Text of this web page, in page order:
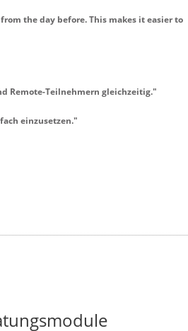
the day before. This makes it easier to
Remote-Teilnehmern gleichzeitig."
einzusetzen."